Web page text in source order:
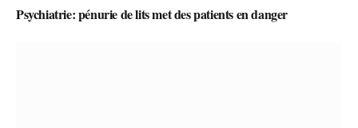
Psychiatrie: pénurie de lits met des patients en danger